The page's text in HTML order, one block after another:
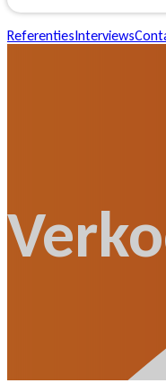
ReferentiesInterviews